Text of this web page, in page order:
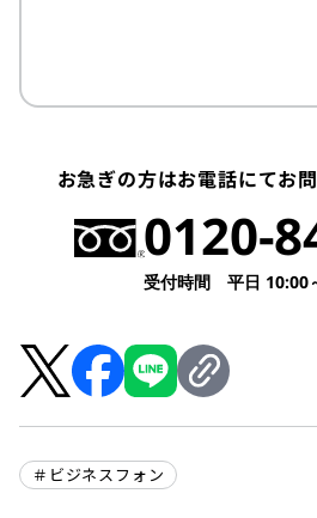
お急ぎの方はお電話にてお
0120-
受付時間 平日 10:00
＃ビジネスフォン